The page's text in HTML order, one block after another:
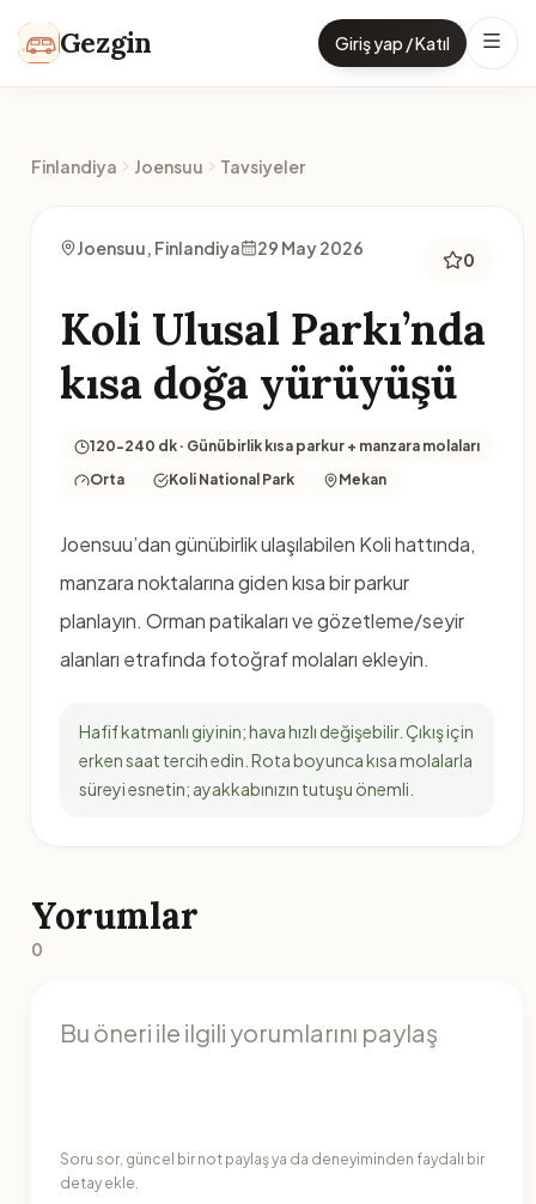
Gezgin Giriş yap / Katıl
Finlandiya Joensuu Tavsiyeler
Joensuu, Finlandiya 29 May 2026
0
Koli Ulusal Parkı’nda
kısa doğa yürüyüşü
120-240 dk · Günübirlik kısa parkur + manzara molaları
Orta
Koli National Park Mekan
Joensuu’dan günübirlik ulaşılabilen Koli hattında,
manzara noktalarına giden kısa bir parkur
planlayın. Orman patikaları ve gözetleme/seyir
alanları etrafında fotoğraf molaları ekleyin.
Hafif katmanlı giyinin; hava hızlı değişebilir. Çıkış için
erken saat tercih edin. Rota boyunca kısa molalarla
süreyi esnetin; ayakkabınızın tutuşu önemli.
Yorumlar
0
Soru sor, güncel bir not paylaş ya da deneyiminden faydalı bir
detay ekle.